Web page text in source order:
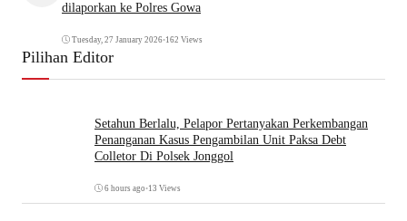
dilaporkan ke Polres Gowa
Tuesday, 27 January 2026•162 Views
Pilihan Editor
Setahun Berlalu, Pelapor Pertanyakan Perkembangan
Penanganan Kasus Pengambilan Unit Paksa Debt
Colletor Di Polsek Jonggol
6 hours ago •13 Views